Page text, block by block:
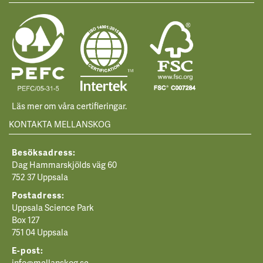
Läs mer om våra certifieringar.
KONTAKTA MELLANSKOG
Besöksadress:
Dag Hammarskjölds väg 60
752 37 Uppsala
Postadress:
Uppsala Science Park
Box 127
751 04 Uppsala
E-post: